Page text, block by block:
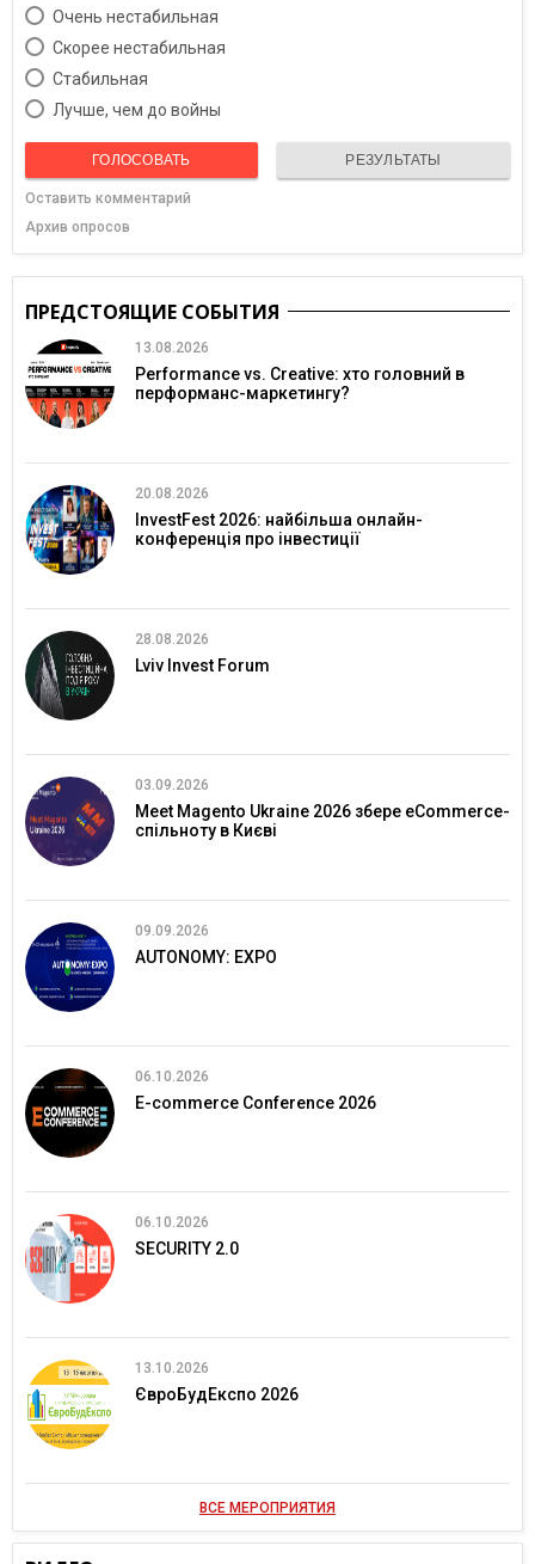
Очень нестабильная
Скорее нестабильная
Cтабильная
Лучше, чем до войны
ГОЛОСОВАТЬ РЕЗУЛЬТАТЫ
Оставить комментарий
Архив опросов
ПРЕДСТОЯЩИЕ СОБЫТИЯ
13.08.2026
Performance vs. Creative: хто головний в
перформанс-маркетингу?
20.08.2026
InvestFest 2026: найбільша онлайн-
конференція про інвестиції
28.08.2026
Lviv Invest Forum
03.09.2026
Meet Magento Ukraine 2026 збере eCommerce-
спільноту в Києві
09.09.2026
AUTONOMY: EXPO
06.10.2026
E-commerce Conference 2026
06.10.2026
SECURITY 2.0
13.10.2026
ЄвроБудЕкспо 2026
ВСЕ МЕРОПРИЯТИЯ